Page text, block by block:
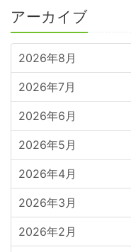
アーカイブ
2026年8月
2026年7月
2026年6月
2026年5月
2026年4月
2026年3月
2026年2月